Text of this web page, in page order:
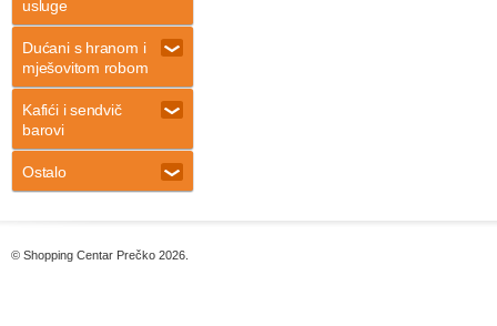
usluge
Dućani s hranom i
mješovitom robom
Kafići i sendvič
barovi
Ostalo
© Shopping Centar Prečko 2026.